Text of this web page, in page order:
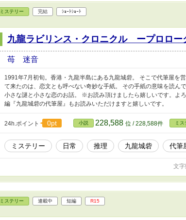
ミステリー 完結 ｼｮｰﾄｼｮｰﾄ
九龍ラビリンス・クロニクル ープロロー
苺 迷音
1991年7月初旬。香港・九龍半島にある九龍城砦。 そこで代筆屋を
て来たのは、恋文とも呼べない奇妙な手紙。 その手紙の意味を読ん
小さな謎と小さな恋のお話。 ※お読み頂けましたら嬉しいです。よ
編『九龍城砦の代筆屋』もお読みいただけますと嬉しいです。
24h.ポイント 0pt 小説 228,588 位 / 228,588件 ミス
ミステリー 日常 推理 九龍城砦 代筆
文
ミステリー 連載中 短編 R15